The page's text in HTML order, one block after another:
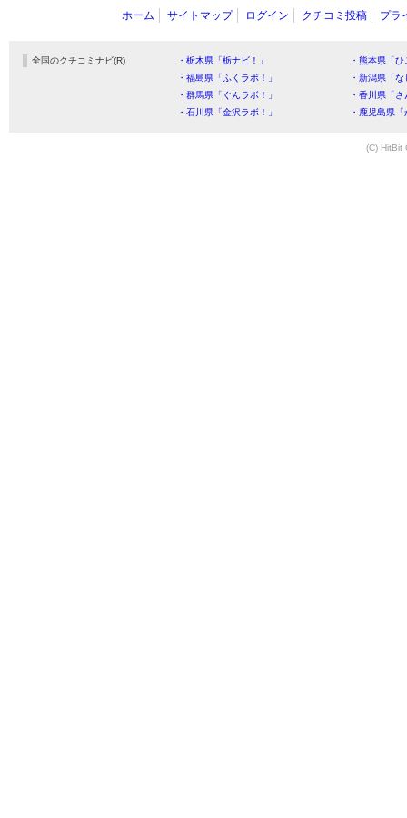
ホーム サイトマップ ログイン クチコミ投稿 プラ
全国のクチコミナビ(R) ・栃木県「栃ナビ！」
・熊本県「
・福島県「ふくラボ！」
・新潟県「
・群馬県「ぐんラボ！」
・香川県「
・石川県「金沢ラボ！」
・鹿児島県
(C) HitBit